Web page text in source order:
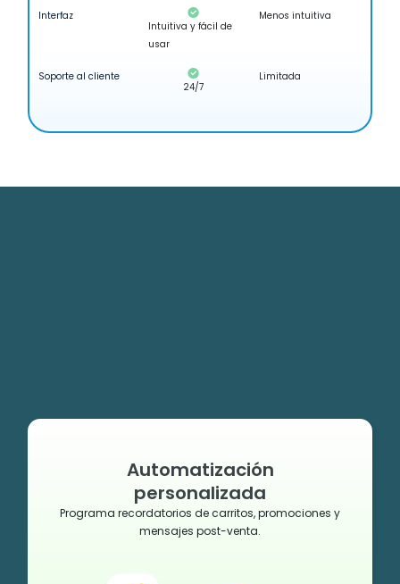
Interfaz
Intuitiva y fácil de
usar
Menos intuitiva
Soporte al cliente
24/7
Limitada
Automatización
personalizada
Programa recordatorios de carritos, promociones y
mensajes post-venta.